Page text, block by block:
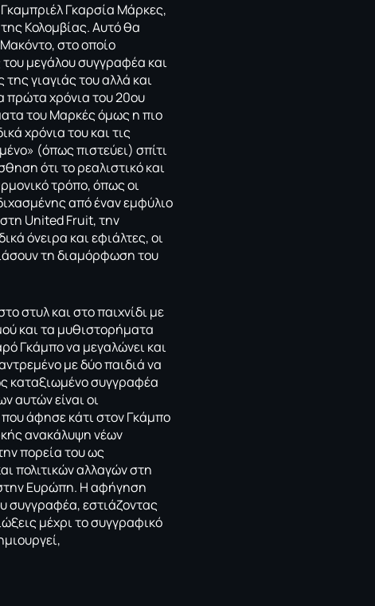
Γκαρσία Μάρκες,
Κολομβίας. Αυτό θα
στο οποίο
μεγάλου συγγραφέα και
γιαγιάς του αλλά και
πρώτα χρόνια του 20ου
του Μαρκές όμως η πιο
χρόνια του και τις
(όπως πιστεύει) σπίτι
ότι το ρεαλιστικό και
τρόπο, όπως οι
από έναν εμφύλιο
στη United Fruit, την
όνειρα και εφιάλτες, οι
τη διαμόρφωση του
στυλ και στο παιχνίδι με
και τα μυθιστορήματα
Γκάμπο να μεγαλώνει και
με δύο παιδιά να
καταξιωμένο συγγραφέα
αυτών είναι οι
άφησε κάτι στον Γκάμπο
ανακάλυψη νέων
πορεία του ως
πολιτικών αλλαγών στη
στην Ευρώπη. Η αφήγηση
συγγραφέα, εστιάζοντας
μέχρι το συγγραφικό